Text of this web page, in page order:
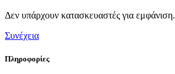
Δεν υπάρχουν κατασκευαστές για εμφάνιση.
Συνέχεια
Πληροφορίες